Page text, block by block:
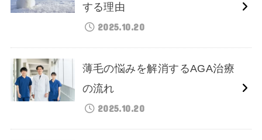
する理由
2025.10.20
薄毛の悩みを解消するAGA治療
の流れ
2025.10.20